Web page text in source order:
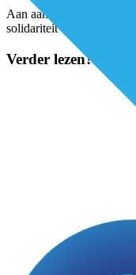
Aan aanstekelijk
solidariteit – is echt
Verder lezen?